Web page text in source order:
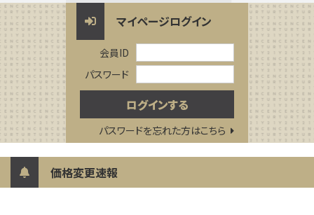
マイページログイン
会員ID
パスワード
パスワードを忘れた方はこちら
価格変更速報